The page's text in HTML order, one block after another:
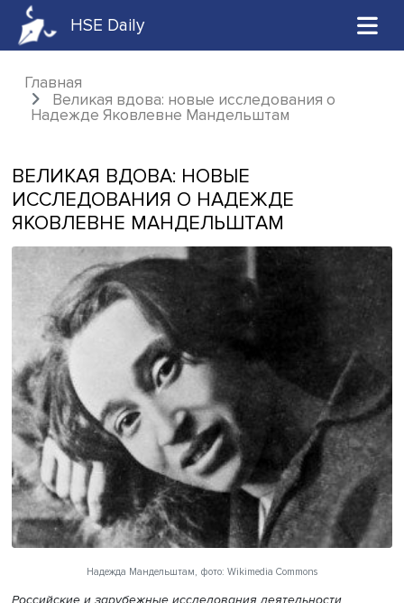
HSE Daily
Главная
Великая вдова: новые исследования о
ВЕЛИКАЯ ВДОВА: НОВЫЕ
ИССЛЕДОВАНИЯ О НАДЕЖДЕ
ЯКОВЛЕВНЕ МАНДЕЛЬШТАМ